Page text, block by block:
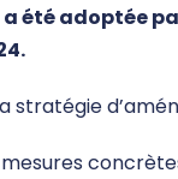
été adoptée
stratégie